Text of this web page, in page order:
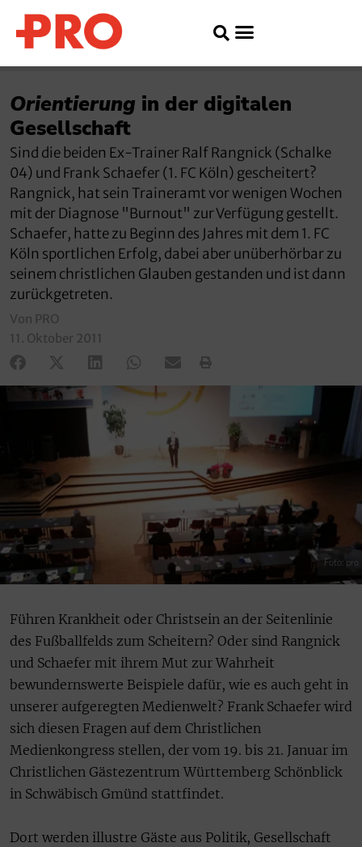
Orientierung in der digitalen
Gesellschaft
Sind die beiden Ex-Trainer Ralf Rangnick (Schalke
04) und Frank Schaefer (1. FC Köln) gescheitert?
Rangnick, hat sein Traineramt vor wenigen Wochen
mit der Diagnose "Burnout" zur Verfügung gestellt.
Schaefer, hatte zu Beginn des Jahres mit dem 1. FC
Köln sportlichen Erfolg, dabei aber unüberhörbar zu
seinem christlichen Glauben gestanden und ist dann
zurückgetreten.
Von PRO
11. Oktober 2011
Foto: pro
Führen Krankheit oder Christsein an der Seitenlinie
des Fußballfelds zum Scheitern? Oder sind Rangnick
und Schaefer mit ihrem Mut zur Wahrheit
bewundernswerte Beispiele dafür, wie es auch geht in
unserer aufgeregten Medienwelt? Frank Schaefer wird
sich diesen Fragen auf dem Christlichen
Medienkongress stellen, der vom 19. bis 21. Januar im
Christlichen Gästezentrum Württemberg Schönblick
in Schwäbisch Gmünd stattfindet.
Dort werden illustre Gäste aus Politik, Gesellschaft